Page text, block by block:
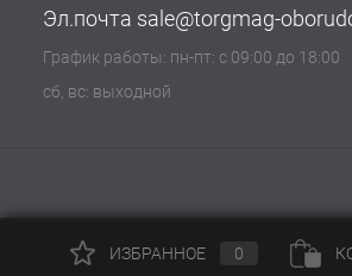
Эл.почта sale@torgmag-
График работы: пн-пт: с 09:00 до 18:00
сб, вс: выходной
ИЗБРАННОЕ 0